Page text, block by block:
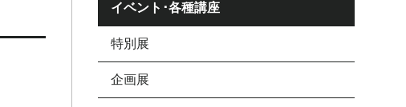
イベント･各種講座
特別展
企画展